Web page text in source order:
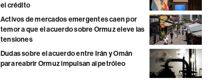
el crédito
Activos de mercados emergentes caen por
temor a que el acuerdo sobre Ormuz eleve las
tensiones
Dudas sobre el acuerdo entre Irán y Omán
para reabrir Ormuz impulsan al petróleo